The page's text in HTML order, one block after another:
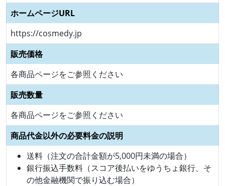
ホームページURL
https://cosmedy.jp
販売価格
各商品ページをご参照ください
販売数量
各商品ページをご参照ください
商品代金以外の必要料金の説明
送料（注文の合計金額が5,000円未満の場合）
銀行振込手数料（スコア後払いをゆうちょ銀行、そ
の他金融機関で振り込む場合）